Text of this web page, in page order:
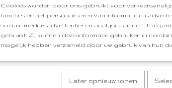
Cookies worden door ons gebruikt voor
functies en het personaliseren van informatie en
sociale media-, advertentie- en analysepartners
gebruikt. Zij kunnen deze informatie gebruiken in
mogelijk hebben verzameld door uw gebruik van hun
Later opnieuw tonen